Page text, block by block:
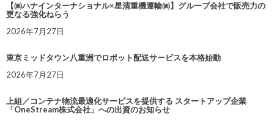
【㈱ハナインターナショナル×星清重機運輸㈱】グループ会社で販売力の
更なる強化ねらう
2026年7月27日
東京ミッドタウン八重洲でロボット配送サービスを本格始動
2026年7月27日
上組／コンテナ物流最適化サービスを提供する スタートアップ企業
「OneStream株式会社」への出資のお知らせ